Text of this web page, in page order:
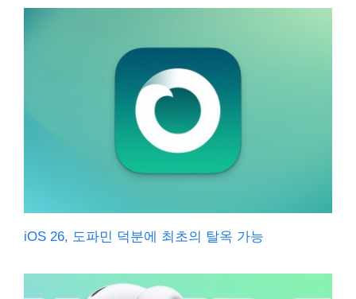
iOS 26, 도파민 덕분에 최초의 탈옥 가능